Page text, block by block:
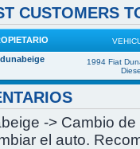
CUSTOMERS
1994 Fiat
-> Cambio
el auto.